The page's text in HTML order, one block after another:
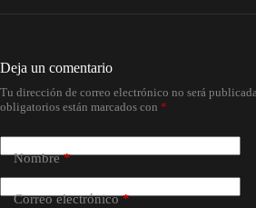
Deja un comentario
Tu dirección de correo electrónico no será publicada.
obligatorios están marcados con *
Nombre*
Correo electrónico*